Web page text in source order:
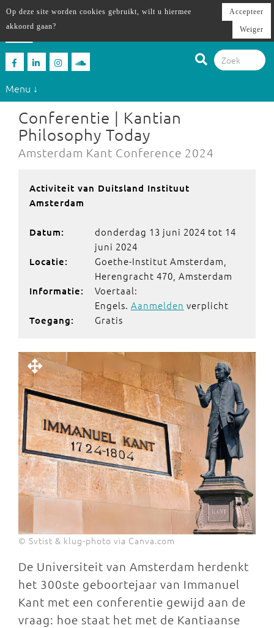
Menu ↓
Conferentie | Kantian
Philosophy Today
Amsterdam Kant Conference 2024
Activiteit van Duitsland Instituut
Amsterdam
Datum:
donderdag 13 juni 2024 tot 14
juni 2024
Locatie:
Goethe-Institut Amsterdam,
Herengracht 470, Amsterdam
Informatie:
Voertaal:
Engels. Aanmelden verplicht
Toegang: Gratis
© Svtist & klug-photo via Canva.com
De Universiteit van Amsterdam herdenkt
het 300ste geboortejaar van Immanuel
Kant met een conferentie gewijd aan de
vraag: hoe staat het met de Kantiaanse
Op deze site worden cookies gebruikt, wilt u hiermee
akkoord gaan?
Accepteer
Weiger